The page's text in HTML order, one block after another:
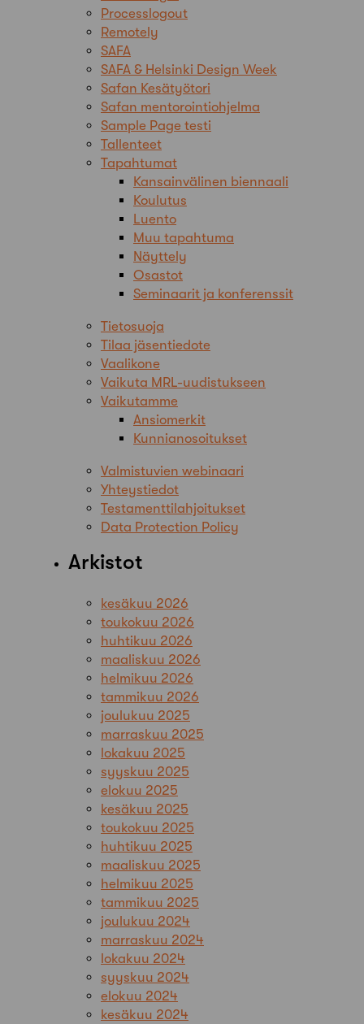
Processlogout
Remotely
SAFA
SAFA & Helsinki Design Week
Safan Kesätyötori
Safan mentorointiohjelma
Sample Page testi
Tallenteet
Tapahtumat
Kansainvälinen biennaali
Koulutus
Luento
Muu tapahtuma
Näyttely
Osastot
Seminaarit ja konferenssit
Tietosuoja
Tilaa jäsentiedote
Vaalikone
Vaikuta MRL-uudistukseen
Vaikutamme
Ansiomerkit
Kunnianosoitukset
Valmistuvien webinaari
Yhteystiedot
Testamenttilahjoitukset
Data Protection Policy
Arkistot
kesäkuu 2026
toukokuu 2026
huhtikuu 2026
maaliskuu 2026
helmikuu 2026
tammikuu 2026
joulukuu 2025
marraskuu 2025
lokakuu 2025
syyskuu 2025
elokuu 2025
kesäkuu 2025
toukokuu 2025
huhtikuu 2025
maaliskuu 2025
helmikuu 2025
tammikuu 2025
joulukuu 2024
marraskuu 2024
lokakuu 2024
syyskuu 2024
elokuu 2024
kesäkuu 2024